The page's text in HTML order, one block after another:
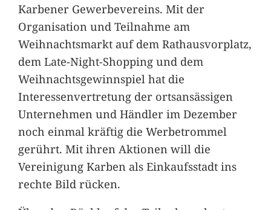
Karbener Gewerbevereins. Mit der
Organisation und Teilnahme am
Weihnachtsmarkt auf dem Rathausvorplatz,
dem Late-Night-Shopping und dem
Weihnachtsgewinnspiel hat die
Interessenvertretung der ortsansässigen
Unternehmen und Händler im Dezember
noch einmal kräftig die Werbetrommel
gerührt. Mit ihren Aktionen will die
Vereinigung Karben als Einkaufsstadt ins
rechte Bild rücken.